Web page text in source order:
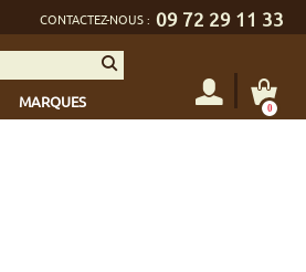
CONTACTEZ-NOUS : 09 72 29 11 33
MARQUES 0